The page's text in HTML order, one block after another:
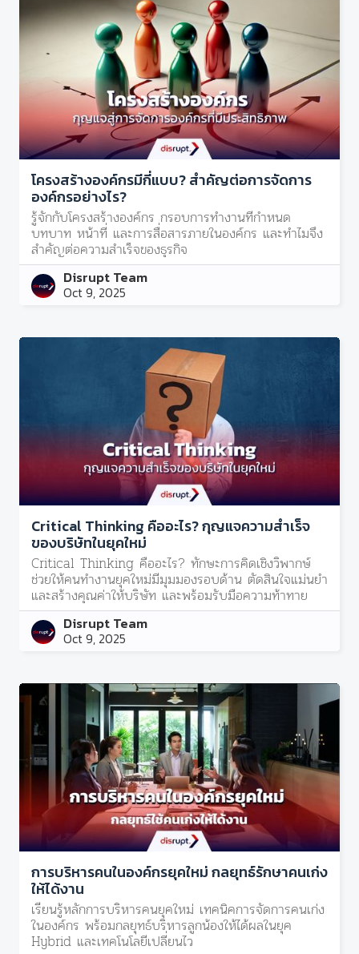
โครงสร้างองค์กรมีกี่แบบ? สำคัญต่อการจัดการ
องค์กรอย่างไร?
รู้จักกับโครงสร้างองค์กร กรอบการทำงานที่กำหนด
บทบาท หน้าที่ และการสื่อสารภายในองค์กร และทำไมจึง
สำคัญต่อความสำเร็จของธุรกิจ
Disrupt Team
Oct 9, 2025
Critical Thinking คืออะไร? กุญแจความสำเร็จ
ของบริษัทในยุคใหม่
Critical Thinking คืออะไร? ทักษะการคิดเชิงวิพากษ์
ช่วยให้คนทำงานยุคใหม่มีมุมมองรอบด้าน ตัดสินใจแม่นยำ
และสร้างคุณค่าให้บริษัท และพร้อมรับมือความท้าทาย
Disrupt Team
Oct 9, 2025
การบริหารคนในองค์กรยุคใหม่ กลยุทธ์รักษาคนเก่ง
ให้ได้งาน
เรียนรู้หลักการบริหารคนยุคใหม่ เทคนิคการจัดการคนเก่ง
ในองค์กร พร้อมกลยุทธ์บริหารลูกน้องให้ได้ผลในยุค
Hybrid และเทคโนโลยีเปลี่ยนไว